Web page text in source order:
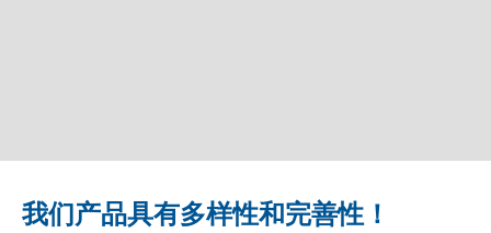
我们产品具有多样性和完善性！